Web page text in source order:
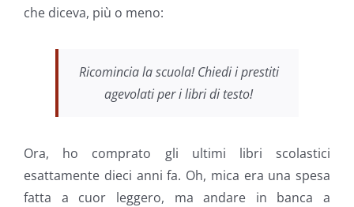
che diceva, più o meno:
Ricomincia la scuola! Chiedi i prestiti
agevolati per i libri di testo!
Ora, ho comprato gli ultimi libri scolastici
esattamente dieci anni fa. Oh, mica era una spesa
fatta a cuor leggero, ma andare in banca a